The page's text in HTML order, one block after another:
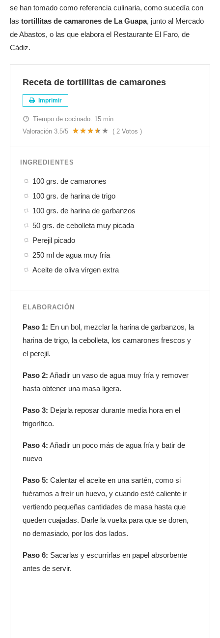
se han tomado como referencia culinaria, como sucedía con
las tortillitas de camarones de La Guapa, junto al Mercado
de Abastos, o las que elabora el Restaurante El Faro, de
Cádiz.
Receta de tortillitas de camarones
Imprimir
Tiempo de cocinado: 15 min
Valoración 3.5/5 ( 2 Votos )
INGREDIENTES
100 grs. de camarones
100 grs. de harina de trigo
100 grs. de harina de garbanzos
50 grs. de cebolleta muy picada
Perejil picado
250 ml de agua muy fría
Aceite de oliva virgen extra
ELABORACIÓN
Paso 1: En un bol, mezclar la harina de garbanzos, la
harina de trigo, la cebolleta, los camarones frescos y
el perejil.
Paso 2: Añadir un vaso de agua muy fría y remover
hasta obtener una masa ligera.
Paso 3: Dejarla reposar durante media hora en el
frigorífico.
Paso 4: Añadir un poco más de agua fría y batir de
nuevo
Paso 5: Calentar el aceite en una sartén, como si
fuéramos a freír un huevo, y cuando esté caliente ir
vertiendo pequeñas cantidades de masa hasta que
queden cuajadas. Darle la vuelta para que se doren,
no demasiado, por los dos lados.
Paso 6: Sacarlas y escurrirlas en papel absorbente
antes de servir.